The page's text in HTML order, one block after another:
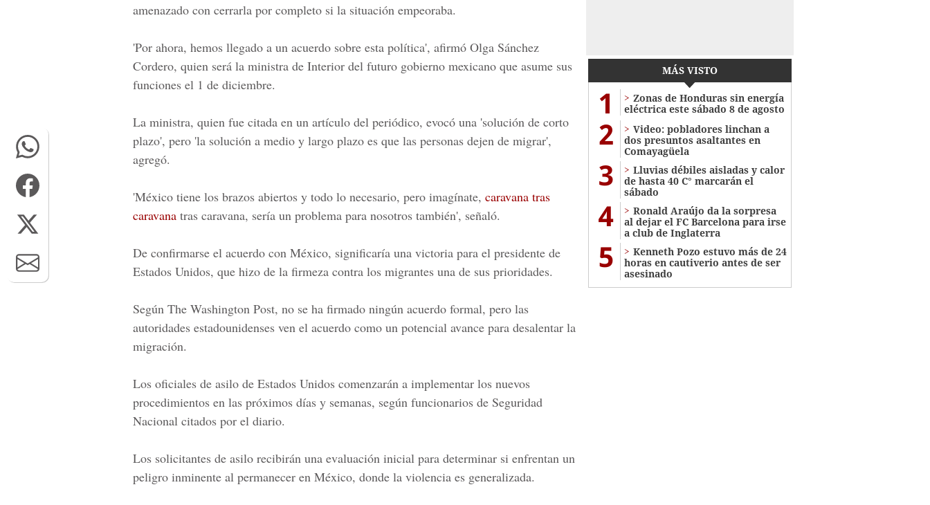
amenazado con cerrarla por completo si la situación empeoraba.
'Por ahora, hemos llegado a un acuerdo sobre esta política', afirmó Olga Sánchez
Cordero, quien será la ministra de Interior del futuro gobierno mexicano que asume sus
funciones el 1 de diciembre.
La ministra, quien fue citada en un artículo del periódico, evocó una 'solución de corto
plazo', pero 'la solución a medio y largo plazo es que las personas dejen de migrar',
agregó.
'México tiene los brazos abiertos y todo lo necesario, pero imagínate, caravana tras
caravana tras caravana, sería un problema para nosotros también', señaló.
De confirmarse el acuerdo con México, significaría una victoria para el presidente de
Estados Unidos, que hizo de la firmeza contra los migrantes una de sus prioridades.
Según The Washington Post, no se ha firmado ningún acuerdo formal, pero las
autoridades estadounidenses ven el acuerdo como un potencial avance para desalentar la
migración.
Los oficiales de asilo de Estados Unidos comenzarán a implementar los nuevos
procedimientos en las próximos días y semanas, según funcionarios de Seguridad
Nacional citados por el diario.
Los solicitantes de asilo recibirán una evaluación inicial para determinar si enfrentan un
peligro inminente al permanecer en México, donde la violencia es generalizada.
MÁS VISTO
1
Zonas de Honduras sin energía
eléctrica este sábado 8 de agosto
2
Video: pobladores linchan a
dos presuntos asaltantes en
Comayagüela
3
Lluvias débiles aisladas y calor
de hasta 40 C° marcarán el
sábado
4
Ronald Araújo da la sorpresa
al dejar el FC Barcelona para irse
a club de Inglaterra
5
Kenneth Pozo estuvo más de 24
horas en cautiverio antes de ser
asesinado